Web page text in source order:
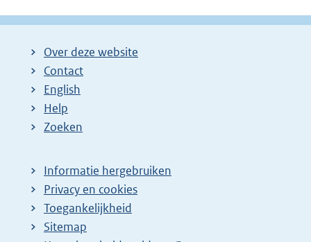
Over deze website
Contact
English
Help
Zoeken
Informatie hergebruiken
Privacy en cookies
Toegankelijkheid
Sitemap